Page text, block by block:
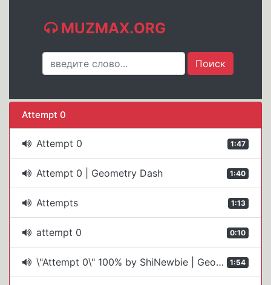
MUZMAX.ORG
Attempt 0
1:47
Attempt 0
1:40
Attempt 0 | Geometry Dash
1:13
Attempts
0:10
attempt 0
1:54
\"Attempt 0\" 100% by ShiNewbie | Geometry Dash (2.11)